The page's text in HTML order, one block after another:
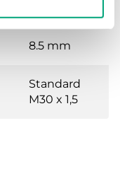
8.5 mm
Standard
M30 x 1,5